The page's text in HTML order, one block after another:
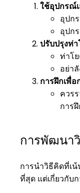
ใช้อุปกรณ์
อุปก
อุปก
ปรับปรุงท่
ท่าโ
อย่า
การฝึกเพื่
ควร
การ
การพัฒนา
การนำวิธีคิดที่เ
ที่สุด แต่เกี่ยวกับ